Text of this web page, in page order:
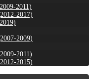
2011)
2017)
2009)
2011)
2015)